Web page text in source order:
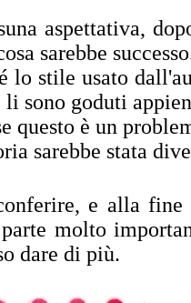
aspettativa,
sarebbe
lo stile usato
li sono goduti
questo è un
sarebbe stata
e alla
molto
dare di più.